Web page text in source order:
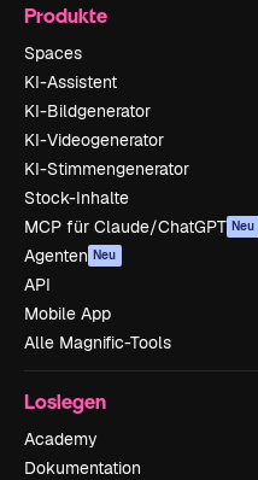
Produkte
Spaces
KI-Assistent
KI-Bildgenerator
KI-Videogenerator
KI-Stimmengenerator
Stock-Inhalte
MCP für Claude/ChatGPT Neu
Agenten Neu
API
Mobile App
Alle Magnific-Tools
Loslegen
Academy
Dokumentation